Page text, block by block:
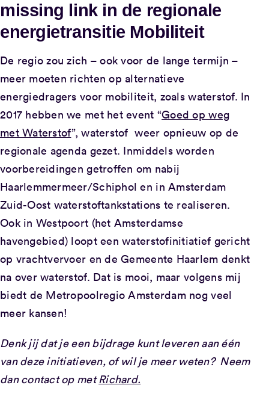
missing link in de regionale
energietransitie Mobiliteit
De regio zou zich – ook voor de lange termijn –
meer moeten richten op alternatieve
energiedragers voor mobiliteit, zoals waterstof. In
2017 hebben we met het event “Goed op weg
met Waterstof”, waterstof weer opnieuw op de
regionale agenda gezet. Inmiddels worden
voorbereidingen getroffen om nabij
Haarlemmermeer/Schiphol en in Amsterdam
Zuid-Oost waterstoftankstations te realiseren.
Ook in Westpoort (het Amsterdamse
havengebied) loopt een waterstofinitiatief gericht
op vrachtvervoer en de Gemeente Haarlem denkt
na over waterstof. Dat is mooi, maar volgens mij
biedt de Metropoolregio Amsterdam nog veel
meer kansen!
Denk jij dat je een bijdrage kunt leveren aan één
van deze initiatieven, of wil je meer weten? Neem
dan contact op metRichard.